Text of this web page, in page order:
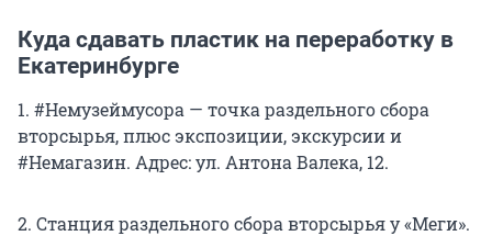
Куда сдавать пластик на переработку в
Екатеринбурге
1. #Немузеймусора — точка раздельного сбора
вторсырья, плюс экспозиции, экскурсии и
#Немагазин. Адрес: ул. Антона Валека, 12.
2. Станция раздельного сбора вторсырья у «Меги».